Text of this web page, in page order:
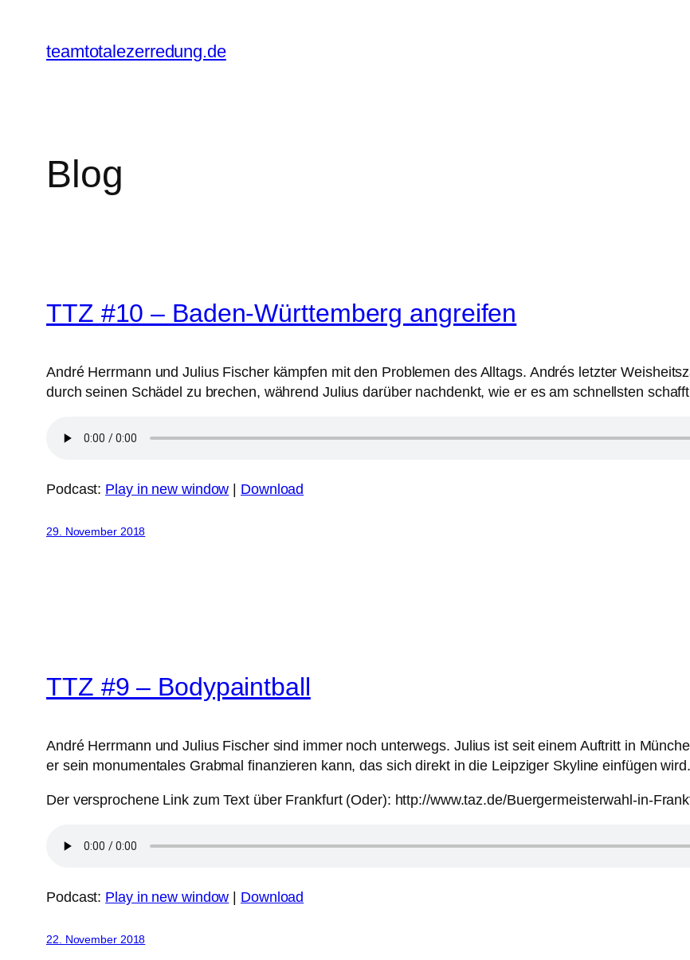
springen
teamtotalezerredung.de
Blog
TTZ #10 – Baden-Württemberg angreifen
André Herrmann und Julius Fischer kämpfen mit den Problemen des Alltags. Andrés letzter
durch seinen Schädel zu brechen, während Julius darüber nachdenkt, wie er es am schnellsten
Podcast: Play in new window Download
29. November 2018
TTZ #9 – Bodypaintball
André Herrmann und Julius Fischer sind immer noch unterwegs. Julius ist seit einem Auftritt in
er sein monumentales Grabmal finanzieren kann, das sich direkt in die Leipziger Skyline einfügen wird.
Der versprochene Link zum Text über Frankfurt (Oder): http://www.taz.de/Buergermeisterwahl-in-
Podcast: Play in new window Download
22. November 2018